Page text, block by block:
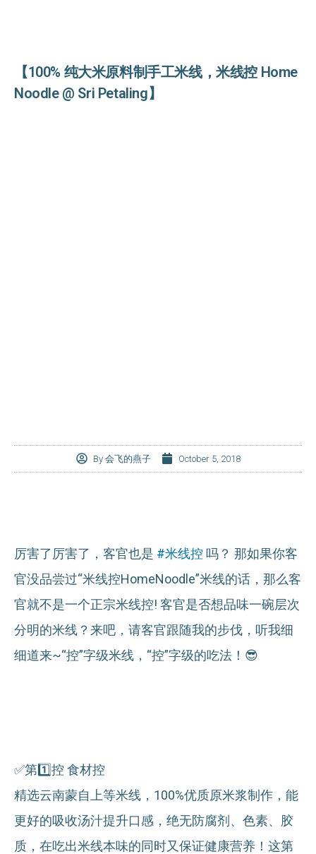
【100% 纯大米原料制手工米线，米线控 Home
Noodle @ Sri Petaling】
By会飞的燕子 October 5, 2018
厉害了厉害了，客官也是 #米线控 吗？ 那如果你客
官没品尝过“米线控HomeNoodle”米线的话，那么客
官就不是一个正宗米线控! 客官是否想品味一碗层次
分明的米线？来吧，请客官跟随我的步伐，听我细
细道来~“控”字级米线，“控”字级的吃法！😎
✅第1️⃣️️️️控 食材控
精选云南蒙自上等米线，100%优质原米浆制作，能
更好的吸收汤汁提升口感，绝无防腐剂、色素、胶
质，在吃出米线本味的同时又保证健康营养！这第